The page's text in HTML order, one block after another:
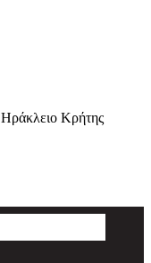
Ηράκλειο Κρήτης